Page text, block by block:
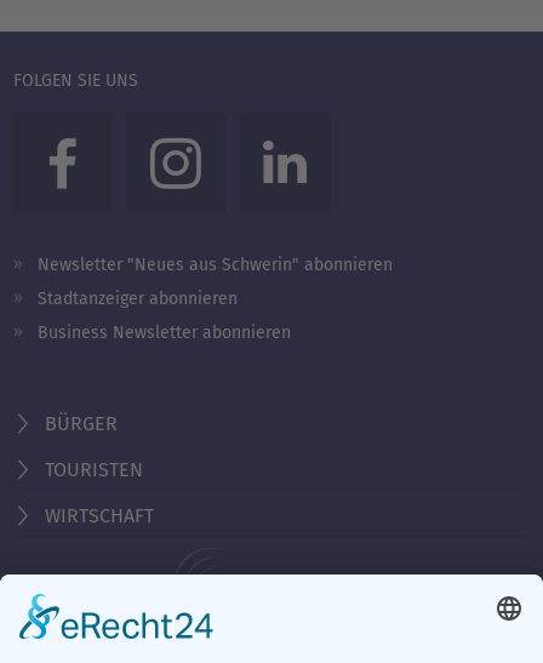
FOLGEN SIE UNS
Newsletter "Neues aus Schwerin" abonnieren
Stadtanzeiger abonnieren
Business Newsletter abonnieren
BÜRGER
TOURISTEN
WIRTSCHAFT
Behördennummer 115